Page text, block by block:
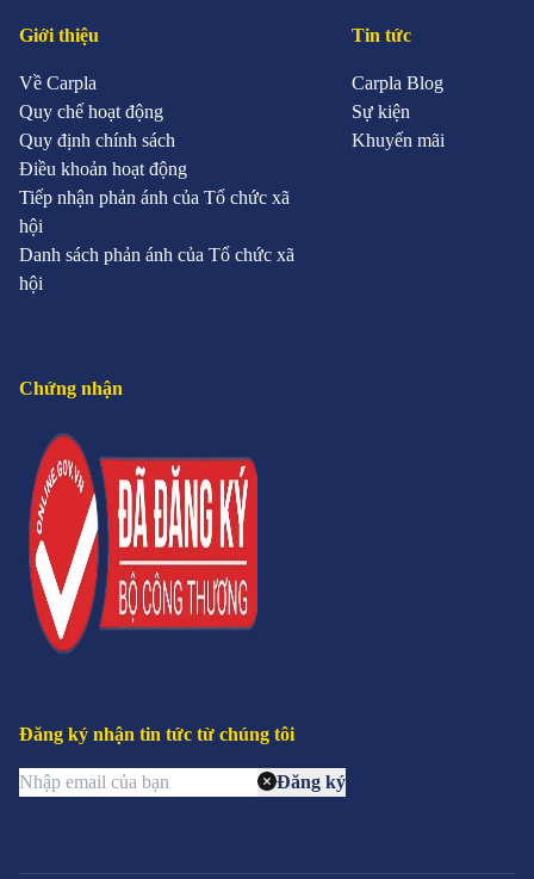
Giới thiệu
Về Carpla
Quy chế hoạt động
Quy định chính sách
Điều khoản hoạt động
Tiếp nhận phản ánh của Tổ chức xã
hội
Danh sách phản ánh của Tổ chức xã
hội
Tin tức
Carpla Blog
Sự kiện
Khuyến mãi
Chứng nhận
Đăng ký nhận tin tức từ chúng tôi
Đăng ký